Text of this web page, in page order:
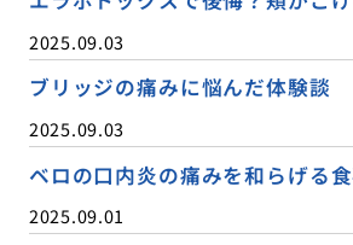
2025.09.03
ブリッジの痛みに悩んだ体験談
2025.09.03
ベロの口内炎の痛みを和らげる
2025.09.01